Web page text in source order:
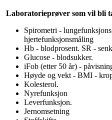
Laboratorieprøver som vil bli
Spirometri -
hjertefunksjonsmåling
Hb - blodprosent. SR -
Glucose - blodsukker.
iFob (etter 50 år) -
Høyde og vekt - BMI -
Kolesterol.
Nyrefunksjon
Leverfunksjon.
Jernomsetning